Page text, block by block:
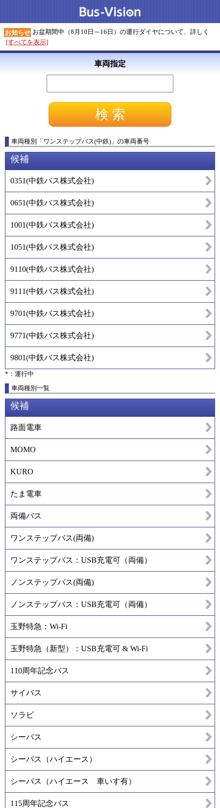
お知らせ お盆期間中（8月10日～16日）の運行ダイヤについて、詳しく
[すべてを表示]
車両指定
車両種別 「ワンステップバス(中鉄) 」 の車両番号
候補
0351(中鉄バス株式会社)
0651(中鉄バス株式会社)
1001(中鉄バス株式会社)
1051(中鉄バス株式会社)
9110(中鉄バス株式会社)
9111(中鉄バス株式会社)
9701(中鉄バス株式会社)
9771(中鉄バス株式会社)
9801(中鉄バス株式会社)
*：運行中
車両種別一覧
候補
路面電車
MOMO
KURO
たま電車
両備バス
ワンステップバス(両備)
ワンステップバス：USB充電可（両備）
ノンステップバス(両備)
ノンステップバス：USB充電可（両備）
玉野特急：Wi-Fi
玉野特急（新型）：USB充電可 & Wi-Fi
110周年記念バス
サイバス
ソラビ
シーバス
シーバス（ハイエース）
シーバス（ハイエース 車いす有）
115周年記念バス